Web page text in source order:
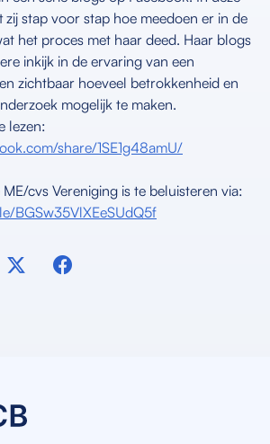
stap voor stap hoe meedoen er in de
het proces met haar deed. Haar blogs
inkijk in de ervaring van een
zichtbaar hoeveel betrokkenheid en
mogelijk te maken.
lezen:
share/1SE1g48amU/
cvs Vereniging is te beluisteren via:
BGSw35VlXEeSUdQ5f